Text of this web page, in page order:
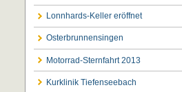
Lonnhards-Keller eröffnet
Osterbrunnensingen
Motorrad-Sternfahrt 2013
Kurklinik Tiefenseebach